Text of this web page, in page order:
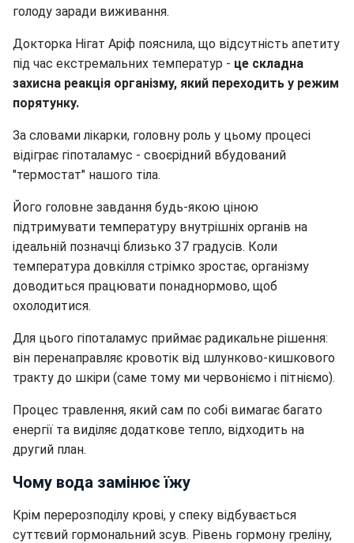
голоду заради виживання.
Докторка Нігат Аріф пояснила, що відсутність апетиту
під час екстремальних температур - це складна
захисна реакція організму, який переходить у режим
порятунку.
За словами лікарки, головну роль у цьому процесі
відіграє гіпоталамус - своєрідний вбудований
"термостат" нашого тіла.
Його головне завдання будь-якою ціною
підтримувати температуру внутрішніх органів на
ідеальній позначці близько 37 градусів. Коли
температура довкілля стрімко зростає, організму
доводиться працювати понаднормово, щоб
охолодитися.
Для цього гіпоталамус приймає радикальне рішення:
він перенаправляє кровотік від шлунково-кишкового
тракту до шкіри (саме тому ми червоніємо і пітніємо).
Процес травлення, який сам по собі вимагає багато
енергії та виділяє додаткове тепло, відходить на
другий план.
Чому вода замінює їжу
Крім перерозподілу крові, у спеку відбувається
суттєвий гормональний зсув. Рівень гормону греліну,